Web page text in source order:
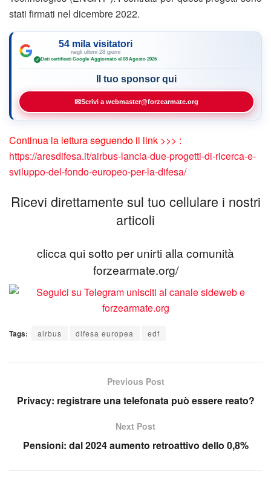
stati firmati nel dicembre 2022.
54 mila visitatori
negli ultimi 28 giorni
✓ Dati certificati Google·Aggiornato al 08 Agosto 2026
Il tuo sponsor qui
✉Scrivi a webmaster@forzearmate.org
Continua la lettura seguendo il link >>> :
https://aresdifesa.it/airbus-lancia-due-progetti-di-ricerca-e-
sviluppo-del-fondo-europeo-per-la-difesa/
Ricevi direttamente sul tuo cellulare i nostri
articoli
clicca qui sotto per unirti alla comunità
forzearmate.org/
Tags: airbus difesa europea edf
Previous Post
Privacy: registrare una telefonata può essere reato?
Next Post
Pensioni: dal 2024 aumento retroattivo dello 0,8%